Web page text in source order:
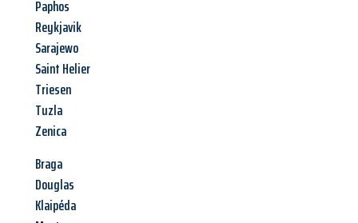
Paphos
Reykjavik
Sarajewo
Saint Helier
Triesen
Tuzla
Zenica
Braga
Douglas
Klaipéda